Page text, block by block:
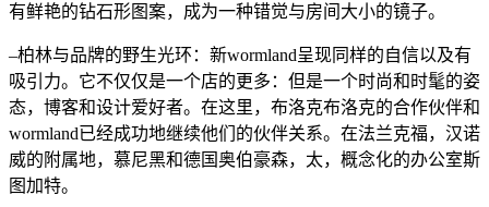
有鲜艳的钻石形图案，成为一种错觉与房间大小的镜子。
–柏林与品牌的野生光环：新wormland呈现同样的自信以及有
吸引力。它不仅仅是一个店的更多：但是一个时尚和时髦的姿
态，博客和设计爱好者。在这里，布洛克布洛克的合作伙伴和
wormland已经成功地继续他们的伙伴关系。在法兰克福，汉诺
威的附属地，慕尼黑和德国奥伯豪森，太，概念化的办公室斯
图加特。